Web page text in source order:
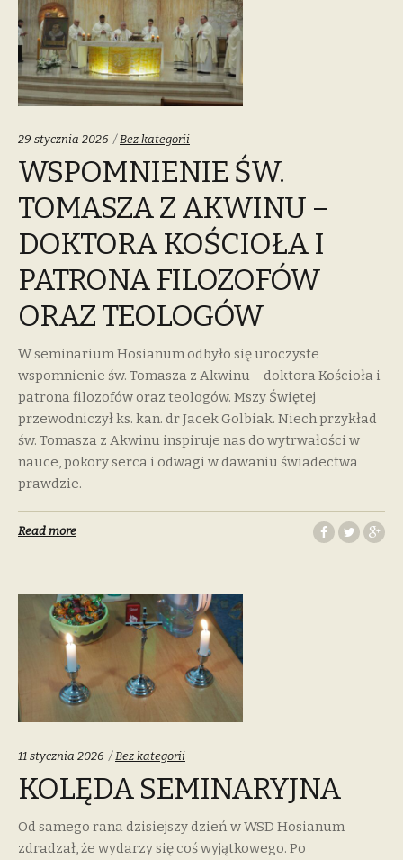
29 stycznia 2026 Categories:
Bez kategorii
WSPOMNIENIE ŚW.
TOMASZA Z AKWINU –
DOKTORA KOŚCIOŁA I
PATRONA FILOZOFÓW
ORAZ TEOLOGÓW
W seminarium Hosianum odbyło się uroczyste
wspomnienie św. Tomasza z Akwinu – doktora Kościoła i
patrona filozofów oraz teologów. Mszy Świętej
przewodniczył ks. kan. dr Jacek Golbiak. Niech przykład
św. Tomasza z Akwinu inspiruje nas do wytrwałości w
nauce, pokory serca i odwagi w dawaniu świadectwa
prawdzie.
Read more
11 stycznia 2026 Categories:
Bez kategorii
KOLĘDA SEMINARYJNA
Od samego rana dzisiejszy dzień w WSD Hosianum
zdradzał, że wydarzy się coś wyjątkowego. Po